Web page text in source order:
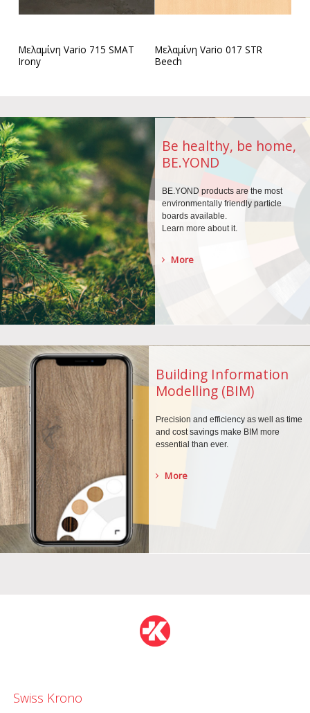
Μελαμίνη Vario 715 SMAT
Irony
Μελαμίνη Vario 017 STR
Beech
Be healthy, be home,
BE.YOND
BE.YOND products are the most
environmentally friendly particle
boards available.
Learn more about it.
More
Building Information
Modelling (BIM)
Precision and efficiency as well as time
and cost savings make BIM more
essential than ever.
More
Swiss Krono